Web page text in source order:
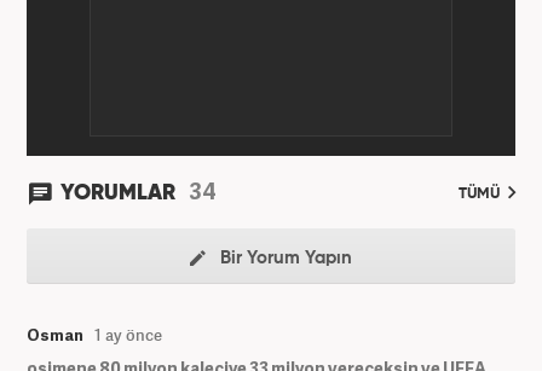
YORUMLAR 34 TÜMÜ
Bir Yorum Yapın
Osman 1 ay önce